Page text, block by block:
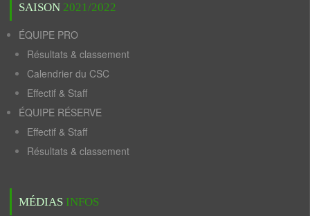
SAISON 2021/2022
ÉQUIPE PRO
Résultats & classement
Calendrier du CSC
Effectif & Staff
ÉQUIPE RÉSERVE
Effectif & Staff
Résultats & classement
MÉDIAS INFOS